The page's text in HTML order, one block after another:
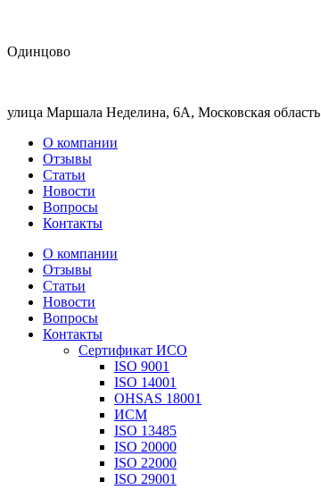
Одинцово
улица Маршала Неделина, 6А, Московская область
О компании
Отзывы
Статьи
Новости
Вопросы
Контакты
О компании
Отзывы
Статьи
Новости
Вопросы
Контакты
Сертификат ИСО
ISO 9001
ISO 14001
OHSAS 18001
ИСМ
ISO 13485
ISO 20000
ISO 22000
ISO 29001